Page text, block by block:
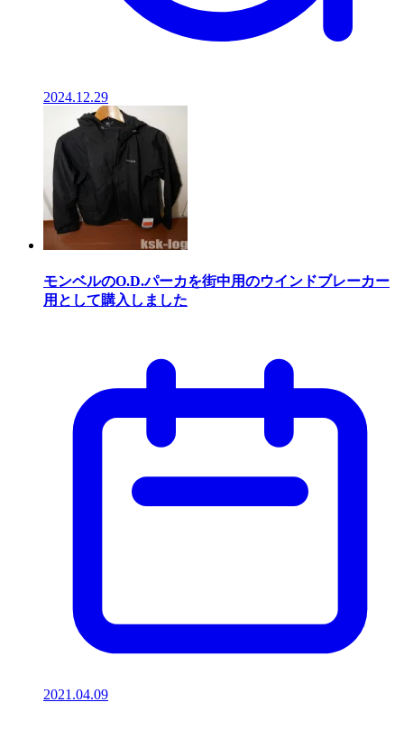
2024.12.29
モンベルのO.D.パーカを街中用のウインドブレーカー
用として購入しました
2021.04.09